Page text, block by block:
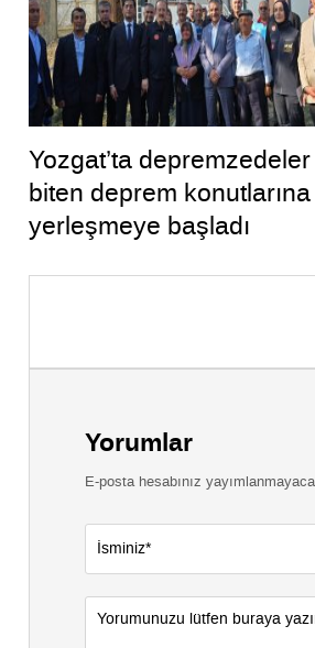
Yozgat’ta depremzedeler
biten deprem konutlarına
yerleşmeye başladı
Yorumlar
E-posta hesabınız